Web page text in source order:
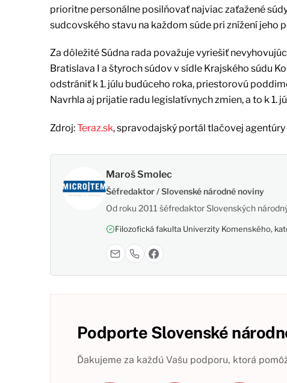
prioritne personálne posilňovať najviac zaťažené
sudcovského stavu na každom súde pri znížení jeho
Za dôležité Súdna rada považuje vyriešiť
Bratislava I a štyroch súdov v sídle Krajského súdu
odstrániť k 1. júlu budúceho roka, priestorovú
Navrhla aj prijatie radu legislatívnych zmien, a to k 1.
Zdroj:Teraz.sk, spravodajský portál tlačovej agentúry
Maroš Smolec
Šéfredaktor / Slovenské národné noviny
Od roku 2011 šéfredaktor Slovenských
Filozofická fakulta Univerzity Komenského,
Podporte Slovenské
Ďakujeme za každú Vašu podporu, ktorá